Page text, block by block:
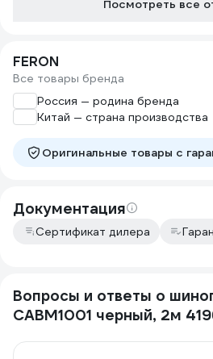
Посмотреть все
FERON
Все товары бренда
Россия — родина бренда
Китай — страна производства
Оригинальные товары c
Документация
Сертификат дилера
Вопросы и ответы о
CABM1001 черный, 2м